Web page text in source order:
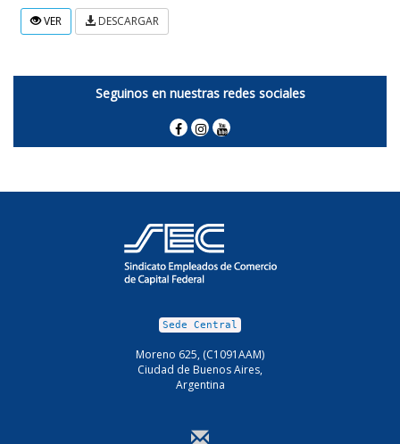
VER DESCARGAR
Seguinos en nuestras redes sociales
Sede Central
Moreno 625, (C1091AAM)
Ciudad de Buenos Aires,
Argentina